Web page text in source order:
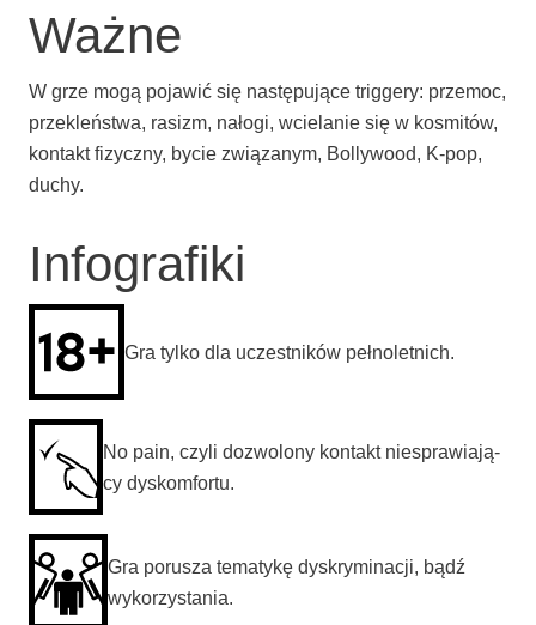
Ważne
W grze mogą poja­wić się nastę­pu­ją­ce trig­ge­ry: prze­moc,
prze­kleń­stwa, rasizm, nało­gi, wcie­la­nie się w kosmi­tów,
kon­takt fizycz­ny, bycie zwią­za­nym, Bol­ly­wo­od, K‑pop,
duchy.
Infografiki
Gra tyl­ko dla uczest­ni­ków pełnoletnich.
No pain, czy­li dozwo­lo­ny kon­takt nie­spra­wia­ją­
cy dyskomfortu.
Gra poru­sza tema­ty­kę dys­kry­mi­na­cji, bądź
wykorzystania.